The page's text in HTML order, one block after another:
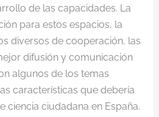
de las capacidades. La
para estos espacios, la
diversos de cooperación, las
difusión y comunicación
algunos de los temas
características que debería
ciencia ciudadana en España.